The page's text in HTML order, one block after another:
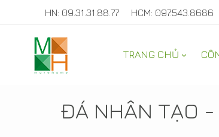
HN: 09.31.31.88.77 HCM: 097.543.8686
TRANG CHỦ
ĐÁ NHÂN TẠO -